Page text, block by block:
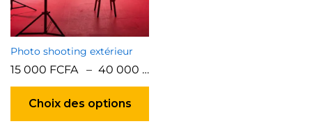
Photo shooting extérieur
15 000 FCFA – 40 000 FCFA
Choix des options